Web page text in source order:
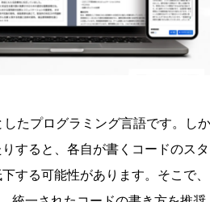
たプログラミング言語です。しか
すると、各自が書くコードのスタ
する可能性があります。そこで、